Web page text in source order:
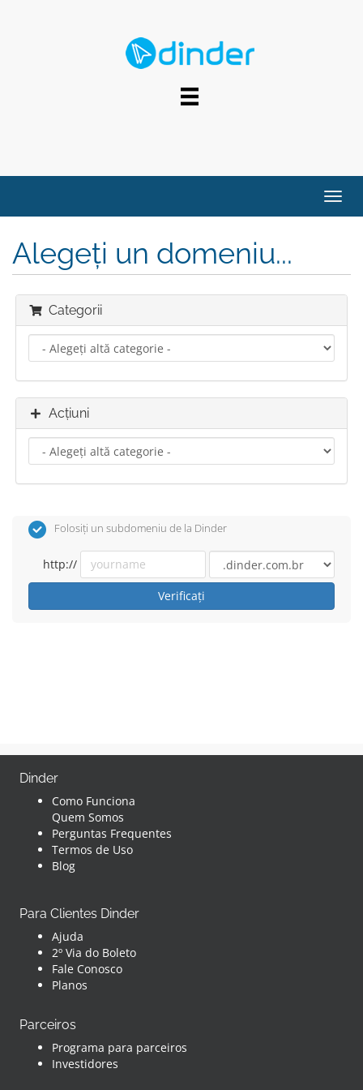
Alegeți un domeniu...
Categorii
Acțiuni
Folosiți un subdomeniu de la Dinder
http://
Verificați
Dinder
Como Funciona
Quem Somos
Perguntas Frequentes
Termos de Uso
Blog
Para Clientes Dinder
Ajuda
2º Via do Boleto
Fale Conosco
Planos
Parceiros
Programa para parceiros
Investidores